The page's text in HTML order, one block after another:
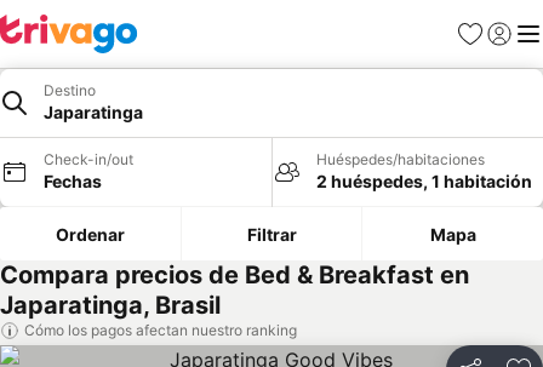
Favoritos
Iniciar
Destino
Japaratinga
Check-in/out
Fechas
Huéspedes/habitaciones
2 huéspedes, 1 habitación
Ordenar Filtrar Mapa
Compara precios de Bed & Breakfast en
Japaratinga, Brasil
Cómo los pagos afectan nuestro ranking